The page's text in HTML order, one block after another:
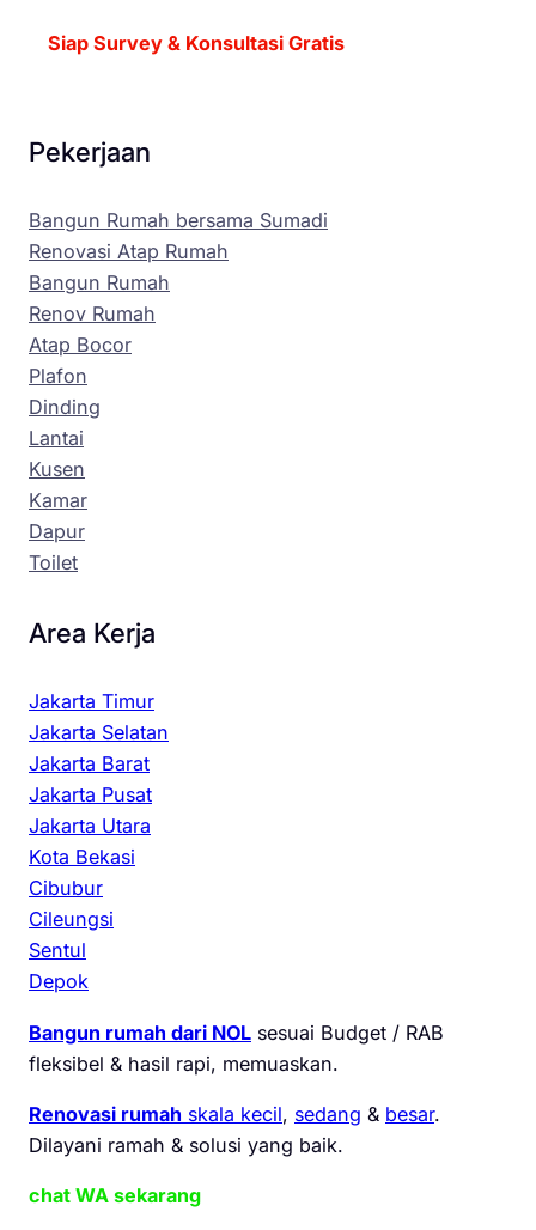
Siap Survey & Konsultasi Gratis
Pekerjaan
Bangun Rumah bersama Sumadi
Renovasi Atap Rumah
Bangun Rumah
Renov Rumah
Atap Bocor
Plafon
Dinding
Lantai
Kusen
Kamar
Dapur
Toilet
Area Kerja
Jakarta Timur
Jakarta Selatan
Jakarta Barat
Jakarta Pusat
Jakarta Utara
Kota Bekasi
Cibubur
Cileungsi
Sentul
Depok
Bangun rumah dari NOL sesuai Budget / RAB
fleksibel & hasil rapi, memuaskan.
Renovasi rumah skala kecil, sedang & besar.
Dilayani ramah & solusi yang baik.
chat WA sekarang